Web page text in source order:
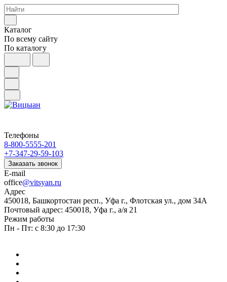
Каталог
По всему сайту
По каталогу
Телефоны
8-800-5555-201
+7-347-29-59-103
Заказать звонок
E-mail
office@vitsyan.ru
Адрес
450018, Башкортостан респ., Уфа г., Флотская ул., дом 34А
Почтовый адрес: 450018, Уфа г., а/я 21
Режим работы
Пн - Пт: с 8:30 до 17:30